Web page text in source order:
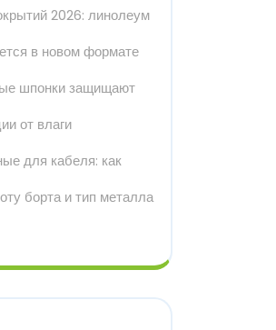
2026: линолеум
в новом формате
шпонки защищают
от влаги
для кабеля: как
борта и тип металла